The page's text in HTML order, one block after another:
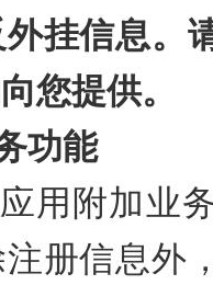
挂信息。
您提供。
功能
用附加业
册信息外